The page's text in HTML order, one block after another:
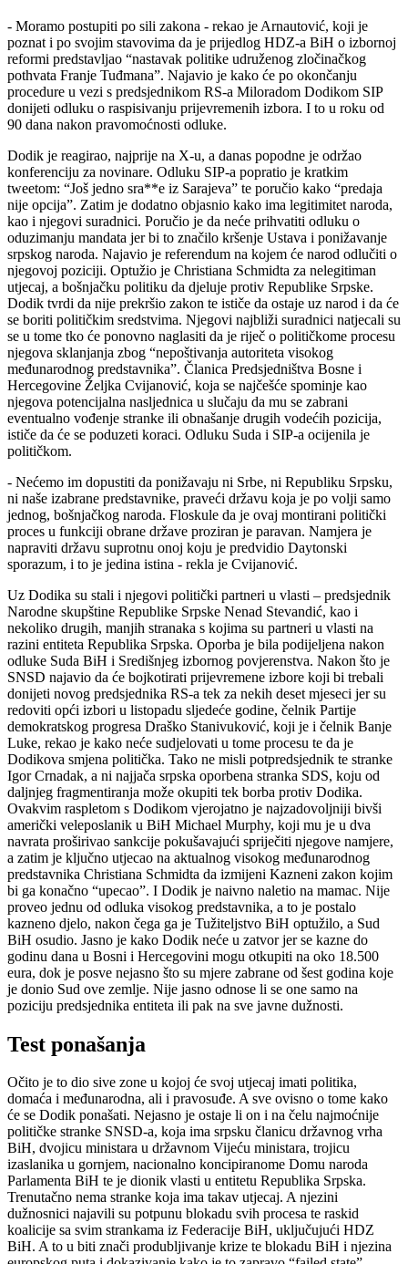
- Moramo postupiti po sili zakona - rekao je Arnautović, koji je
poznat i po svojim stavovima da je prijedlog HDZ-a BiH o izbornoj
reformi predstavljao “nastavak politike udruženog zločinačkog
pothvata Franje Tuđmana”. Najavio je kako će po okončanju
procedure u vezi s predsjednikom RS-a Miloradom Dodikom SIP
donijeti odluku o raspisivanju prijevremenih izbora. I to u roku od
90 dana nakon pravomoćnosti odluke.
Dodik je reagirao, najprije na X-u, a danas popodne je održao
konferenciju za novinare. Odluku SIP-a popratio je kratkim
tweetom: “Još jedno sra**e iz Sarajeva” te poručio kako “predaja
nije opcija”. Zatim je dodatno objasnio kako ima legitimitet naroda,
kao i njegovi suradnici. Poručio je da neće prihvatiti odluku o
oduzimanju mandata jer bi to značilo kršenje Ustava i ponižavanje
srpskog naroda. Najavio je referendum na kojem će narod odlučiti o
njegovoj poziciji. Optužio je Christiana Schmidta za nelegitiman
utjecaj, a bošnjačku politiku da djeluje protiv Republike Srpske.
Dodik tvrdi da nije prekršio zakon te ističe da ostaje uz narod i da će
se boriti političkim sredstvima. Njegovi najbliži suradnici natjecali su
se u tome tko će ponovno naglasiti da je riječ o političkome procesu
njegova sklanjanja zbog “nepoštivanja autoriteta visokog
međunarodnog predstavnika”. Članica Predsjedništva Bosne i
Hercegovine Željka Cvijanović, koja se najčešće spominje kao
njegova potencijalna nasljednica u slučaju da mu se zabrani
eventualno vođenje stranke ili obnašanje drugih vodećih pozicija,
ističe da će se poduzeti koraci. Odluku Suda i SIP-a ocijenila je
političkom.
- Nećemo im dopustiti da ponižavaju ni Srbe, ni Republiku Srpsku,
ni naše izabrane predstavnike, praveći državu koja je po volji samo
jednog, bošnjačkog naroda. Floskule da je ovaj montirani politički
proces u funkciji obrane države proziran je paravan. Namjera je
napraviti državu suprotnu onoj koju je predvidio Daytonski
sporazum, i to je jedina istina - rekla je Cvijanović.
Uz Dodika su stali i njegovi politički partneri u vlasti – predsjednik
Narodne skupštine Republike Srpske Nenad Stevandić, kao i
nekoliko drugih, manjih stranaka s kojima su partneri u vlasti na
razini entiteta Republika Srpska. Oporba je bila podijeljena nakon
odluke Suda BiH i Središnjeg izbornog povjerenstva. Nakon što je
SNSD najavio da će bojkotirati prijevremene izbore koji bi trebali
donijeti novog predsjednika RS-a tek za nekih deset mjeseci jer su
redoviti opći izbori u listopadu sljedeće godine, čelnik Partije
demokratskog progresa Draško Stanivuković, koji je i čelnik Banje
Luke, rekao je kako neće sudjelovati u tome procesu te da je
Dodikova smjena politička. Tako ne misli potpredsjednik te stranke
Igor Crnadak, a ni najjača srpska oporbena stranka SDS, koju od
daljnjeg fragmentiranja može okupiti tek borba protiv Dodika.
Ovakvim raspletom s Dodikom vjerojatno je najzadovoljniji bivši
američki veleposlanik u BiH Michael Murphy, koji mu je u dva
navrata proširivao sankcije pokušavajući spriječiti njegove namjere,
a zatim je ključno utjecao na aktualnog visokog međunarodnog
predstavnika Christiana Schmidta da izmijeni Kazneni zakon kojim
bi ga konačno “upecao”. I Dodik je naivno naletio na mamac. Nije
proveo jednu od odluka visokog predstavnika, a to je postalo
kazneno djelo, nakon čega ga je Tužiteljstvo BiH optužilo, a Sud
BiH osudio. Jasno je kako Dodik neće u zatvor jer se kazne do
godinu dana u Bosni i Hercegovini mogu otkupiti na oko 18.500
eura, dok je posve nejasno što su mjere zabrane od šest godina koje
je donio Sud ove zemlje. Nije jasno odnose li se one samo na
poziciju predsjednika entiteta ili pak na sve javne dužnosti.
Test ponašanja
Očito je to dio sive zone u kojoj će svoj utjecaj imati politika,
domaća i međunarodna, ali i pravosuđe. A sve ovisno o tome kako
će se Dodik ponašati. Nejasno je ostaje li on i na čelu najmoćnije
političke stranke SNSD-a, koja ima srpsku članicu državnog vrha
BiH, dvojicu ministara u državnom Vijeću ministara, trojicu
izaslanika u gornjem, nacionalno koncipiranome Domu naroda
Parlamenta BiH te je dionik vlasti u entitetu Republika Srpska.
Trenutačno nema stranke koja ima takav utjecaj. A njezini
dužnosnici najavili su potpunu blokadu svih procesa te raskid
koalicije sa svim strankama iz Federacije BiH, uključujući HDZ
BiH. A to u biti znači produbljivanje krize te blokadu BiH i njezina